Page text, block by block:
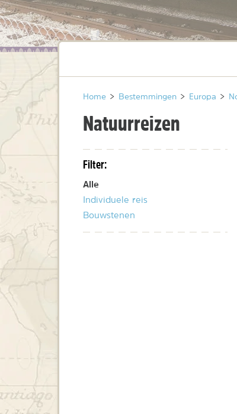
Home > Bestemmingen > Europa >
Natuurreizen
Filter:
Alle
Individuele reis
Bouwstenen